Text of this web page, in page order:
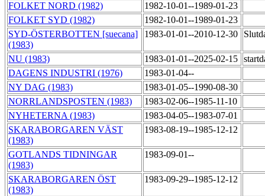
FOLKET NORD (1982)
1982-10-01--1989-01-23
FOLKET SYD (1982)
1982-10-01--1989-01-23
SYD-ÖSTERBOTTEN [suecana]
(1983)
1983-01-01--2010-12-30
NU (1983) 1983-01-01--2025-02-15
DAGENS INDUSTRI (1976)
1983-01-04--
NY DAG (1983)
1983-01-05--1990-08-30
NORRLANDSPOSTEN (1983)
1983-02-06--1985-11-10
NYHETERNA (1983)
1983-04-05--1983-07-01
SKARABORGAREN VÄST
(1983)
1983-08-19--1985-12-12
GOTLANDS TIDNINGAR
(1983)
1983-09-01--
SKARABORGAREN ÖST
(1983)
1983-09-29--1985-12-12